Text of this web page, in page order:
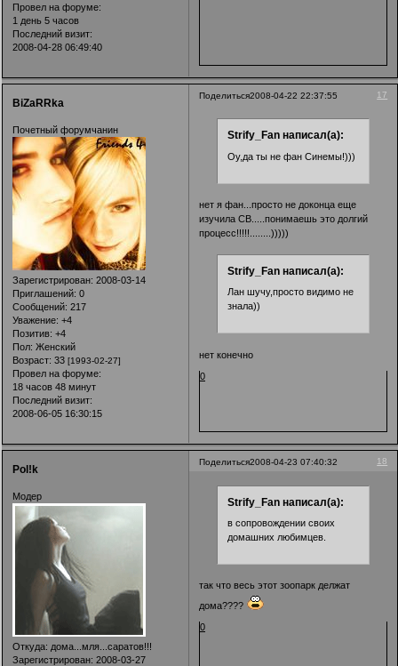
Провел на форуме:
1 день 5 часов
Последний визит:
2008-04-28 06:49:40
Поделиться 17
2008-04-22 22:37:55
BiZaRRka
Почетный форумчанин
Зарегистрирован: 2008-03-14
Приглашений: 0
Сообщений: 217
Уважение: +4
Позитив: +4
Пол: Женский
Возраст: 33 [1993-02-27]
Провел на форуме:
18 часов 48 минут
Последний визит:
2008-06-05 16:30:15
Strify_Fan написал(а):
Оу,да ты не фан Синемы!)))
нет я фан...просто не доконца еще
изучила СВ.....понимаешь это долгий
процесс!!!!!........)))))
Strify_Fan написал(а):
Лан шучу,просто видимо не
знала))
нет конечно
0
Поделиться 18
2008-04-23 07:40:32
Pol!k
Модер
Откуда: дома...мля...саратов!!!
Зарегистрирован: 2008-03-27
Strify_Fan написал(а):
в сопровождении своих
домашних любимцев.
так что весь этот зоопарк делжат
дома????
0